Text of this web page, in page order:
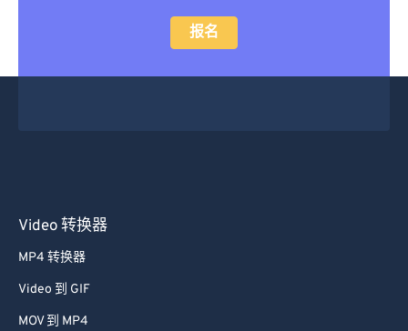
报名
Video 转换器
MP4 转换器
Video 到 GIF
MOV 到 MP4